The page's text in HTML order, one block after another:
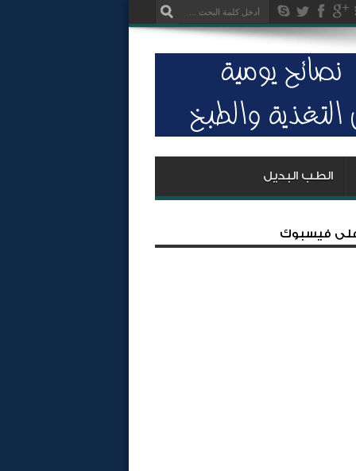
الطب البديل
على فيسبوك